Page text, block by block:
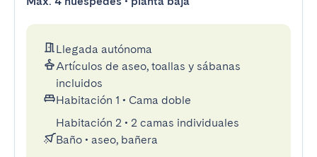
Llegada autónoma
Artículos de aseo, toallas y sábanas
incluidos
Habitación 1 • Cama doble
Habitación 2 • 2 camas individuales
Baño • aseo, bañera